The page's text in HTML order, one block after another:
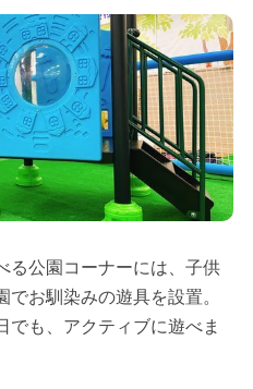
る公園コーナーには、子供
お馴染みの遊具を設置。
でも、アクティブに遊べま